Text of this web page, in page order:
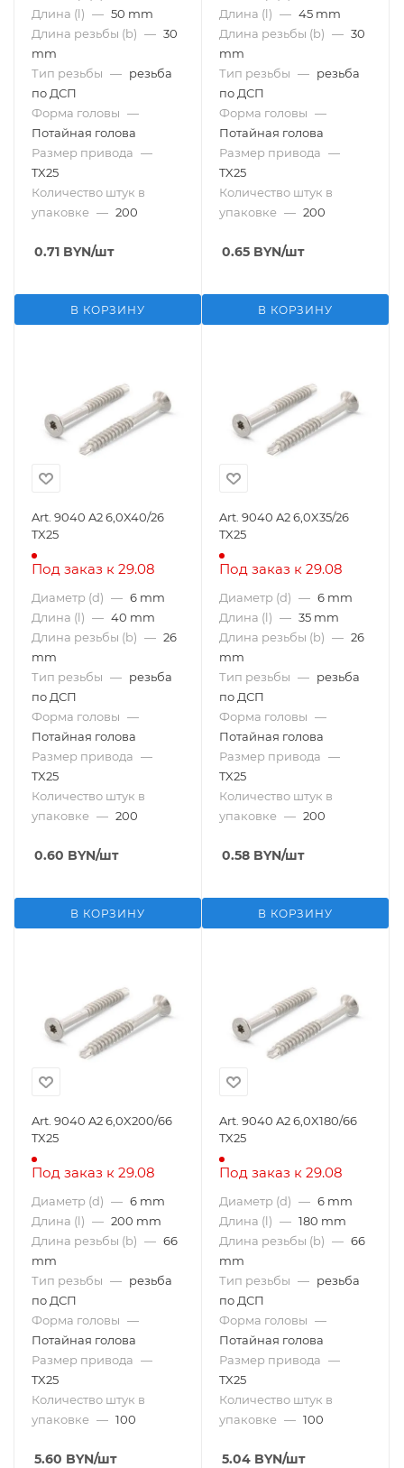
Длина (l) — 50 mm
Длина резьбы (b) — 30
mm
Тип резьбы — резьба
по ДСП
Форма головы —
Потайная голова
Размер привода —
TX25
Количество штук в
упаковке — 200
0.71 BYN/шт
В КОРЗИНУ
Длина (l) — 45 mm
Длина резьбы (b) — 30
mm
Тип резьбы — резьба
по ДСП
Форма головы —
Потайная голова
Размер привода —
TX25
Количество штук в
упаковке — 200
0.65 BYN/шт
В КОРЗИНУ
Art. 9040 A2 6,0X40/26
TX25
Под заказ к 29.08
Диаметр (d) — 6 mm
Длина (l) — 40 mm
Длина резьбы (b) — 26
mm
Тип резьбы — резьба
по ДСП
Форма головы —
Потайная голова
Размер привода —
TX25
Количество штук в
упаковке — 200
0.60 BYN/шт
В КОРЗИНУ
Art. 9040 A2 6,0X35/26
TX25
Под заказ к 29.08
Диаметр (d) — 6 mm
Длина (l) — 35 mm
Длина резьбы (b) — 26
mm
Тип резьбы — резьба
по ДСП
Форма головы —
Потайная голова
Размер привода —
TX25
Количество штук в
упаковке — 200
0.58 BYN/шт
В КОРЗИНУ
Art. 9040 A2 6,0X200/66
TX25
Под заказ к 29.08
Диаметр (d) — 6 mm
Длина (l) — 200 mm
Длина резьбы (b) — 66
mm
Тип резьбы — резьба
по ДСП
Форма головы —
Потайная голова
Размер привода —
TX25
Количество штук в
упаковке — 100
5.60 BYN/шт
Art. 9040 A2 6,0X180/66
TX25
Под заказ к 29.08
Диаметр (d) — 6 mm
Длина (l) — 180 mm
Длина резьбы (b) — 66
mm
Тип резьбы — резьба
по ДСП
Форма головы —
Потайная голова
Размер привода —
TX25
Количество штук в
упаковке — 100
5.04 BYN/шт